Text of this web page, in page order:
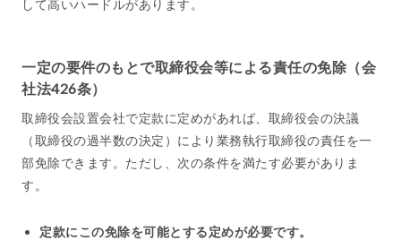
して高いハードルがあります。
一定の要件のもとで取締役会等による責任の免除（会
社法426条）
取締役会設置会社で定款に定めがあれば、取締役会の決議
（取締役の過半数の決定）により業務執行取締役の責任を一
部免除できます。ただし、次の条件を満たす必要がありま
す。
定款にこの免除を可能とする定めが必要です。